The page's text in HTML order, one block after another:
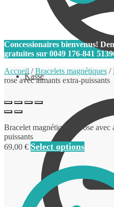
Kasse
Concessionaires bienvenus!
gratuites sur 0049 176-841
Accueil /Bracelets magnétiques /
rose avec aimants extra-puissants
Bracelet magnétique or rose avec
puissants
69,00 € Select options